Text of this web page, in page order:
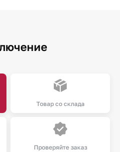
Товар со склада
Проверяйте заказ